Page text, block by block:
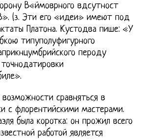
В«ймоврного вдсутност
(з. Эти его «идеи» имеют под
Платона. Кустодва пише: «У
типуполуфигурного
пероду
сравняться в
с флорентийскими мастерами.
была коротка: он прожил всего
работой является